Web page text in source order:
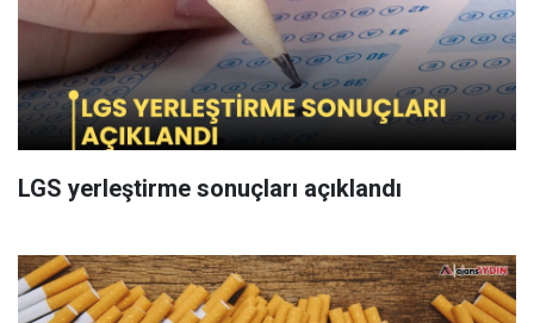
LGS yerleştirme sonuçları açıklandı